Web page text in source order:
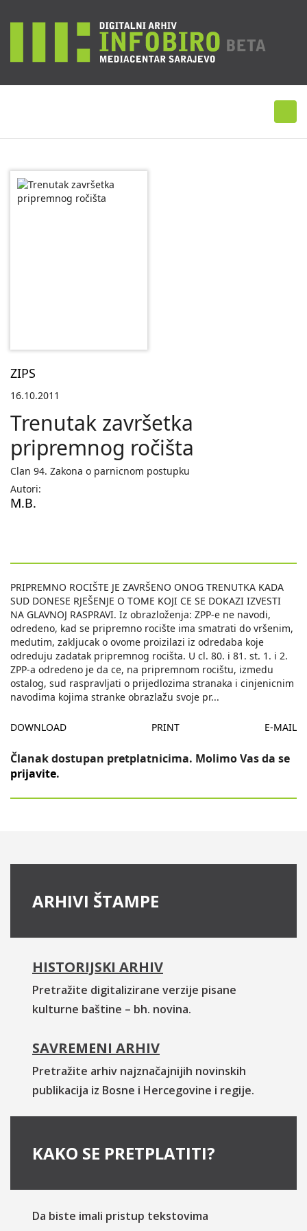
ZIPS
16.10.2011
Trenutak završetka
pripremnog ročišta
Clan 94. Zakona o parnicnom postupku
Autori:
M.B.
PRIPREMNO ROCIŠTE JE ZAVRŠENO ONOG TRENUTKA KADA
SUD DONESE RJEŠENJE O TOME KOJI CE SE DOKAZI IZVESTI
NA GLAVNOJ RASPRAVI. Iz obrazloženja: ZPP-e ne navodi,
odredeno, kad se pripremno rocište ima smatrati do vršenim,
medutim, zakljucak o ovome proizilazi iz odredaba koje
odreduju zadatak pripremnog rocišta. U cl. 80. i 81. st. 1. i 2.
ZPP-a odredeno je da ce, na pripremnom rocištu, izmedu
ostalog, sud raspravljati o prijedlozima stranaka i cinjenicnim
navodima kojima stranke obrazlažu svoje pr...
DOWNLOAD PRINT E-MAIL
Članak dostupan pretplatnicima. Molimo Vas da se
prijavite.
ARHIVI ŠTAMPE
HISTORIJSKI ARHIV
Pretražite digitalizirane verzije pisane
kulturne baštine – bh. novina.
SAVREMENI ARHIV
Pretražite arhiv najznačajnijih novinskih
publikacija iz Bosne i Hercegovine i regije.
KAKO SE PRETPLATITI?
Da biste imali pristup tekstovima